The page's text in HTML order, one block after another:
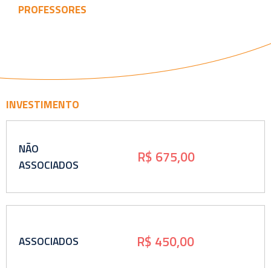
PROFESSORES
INVESTIMENTO
ASSOCIADOS R$ 450,00
NÃO
ASSOCIADOS
R$ 675,00